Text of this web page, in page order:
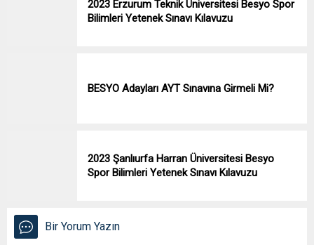
2023 Erzurum Teknik Üniversitesi Besyo Spor
Bilimleri Yetenek Sınavı Kılavuzu
BESYO Adayları AYT Sınavına Girmeli Mi?
2023 Şanlıurfa Harran Üniversitesi Besyo
Spor Bilimleri Yetenek Sınavı Kılavuzu
Bir Yorum Yazın